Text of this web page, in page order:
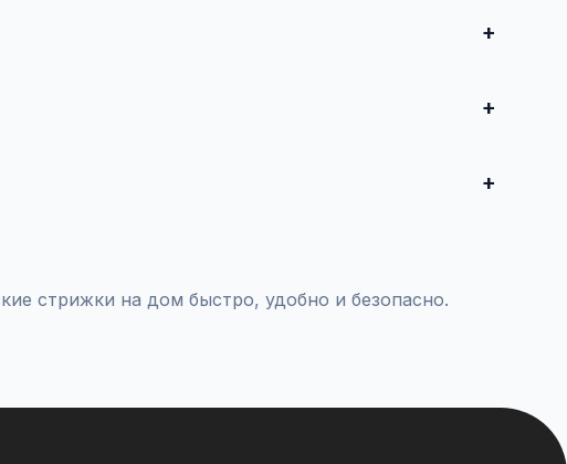
стрижки на дом быстро, удобно и безопасно.